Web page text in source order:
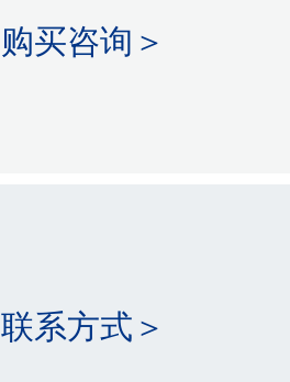
购买咨询＞
联系方式＞